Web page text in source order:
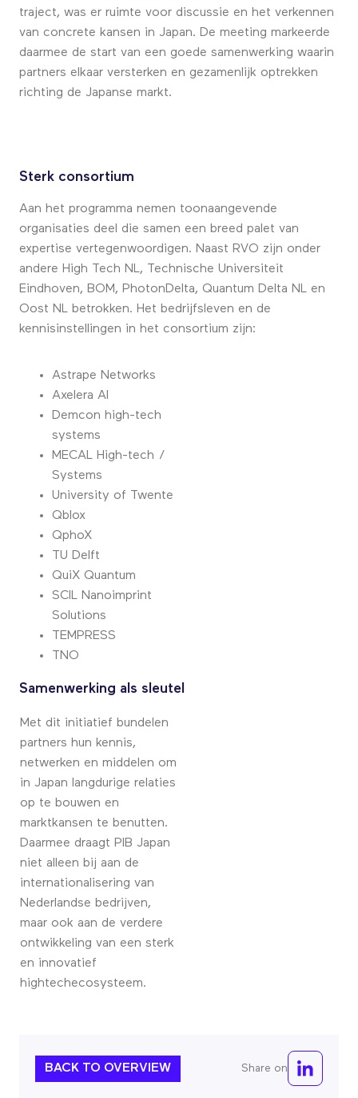
traject, was er ruimte voor discussie en het verkennen
van concrete kansen in Japan. De meeting markeerde
daarmee de start van een goede samenwerking waarin
partners elkaar versterken en gezamenlijk optrekken
richting de Japanse markt.
Sterk consortium
Aan het programma nemen toonaangevende
organisaties deel die samen een breed palet van
expertise vertegenwoordigen. Naast RVO zijn onder
andere High Tech NL, Technische Universiteit
Eindhoven, BOM, PhotonDelta, Quantum Delta NL en
Oost NL betrokken. Het bedrijfsleven en de
kennisinstellingen in het consortium zijn:
Astrape Networks
Axelera AI
Demcon high-tech
systems
MECAL High-tech /
Systems
University of Twente
Qblox
QphoX
TU Delft
QuiX Quantum
SCIL Nanoimprint
Solutions
TEMPRESS
TNO
Samenwerking als sleutel
Met dit initiatief bundelen
partners hun kennis,
netwerken en middelen om
in Japan langdurige relaties
op te bouwen en
marktkansen te benutten.
Daarmee draagt PIB Japan
niet alleen bij aan de
internationalisering van
Nederlandse bedrijven,
maar ook aan de verdere
ontwikkeling van een sterk
en innovatief
hightechecosysteem.
BACK TO OVERVIEW Share on